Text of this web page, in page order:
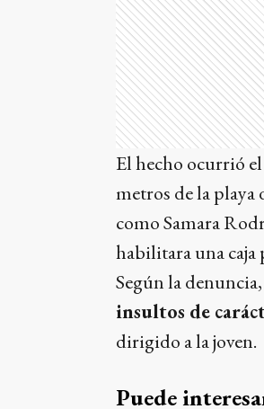
El hecho ocurrió
metros de la
como Samara
habilitara una caja
Según la denuncia,
insultos de
dirigido a la joven.
Puede